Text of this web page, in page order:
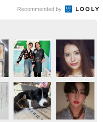
Recommended by